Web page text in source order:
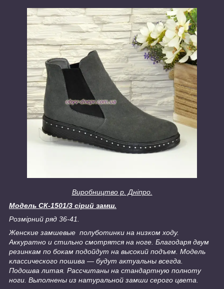
Виробництво р. Дніпро.
Модель СК-1501/3 сірий замш.
Розмірний ряд 36-41.
Женские замшевые полуботинки на низком ходу.
Аккуратно и стильно смотрятся на ноге. Благодаря двум
резинкам по бокам подойдут на высокий подъем. Модель
классического пошива ― будут актуальны всегда.
Подошва литая. Рассчитаны на стандартную полноту
ноги. Выполнены из натуральной замши серого цвета.